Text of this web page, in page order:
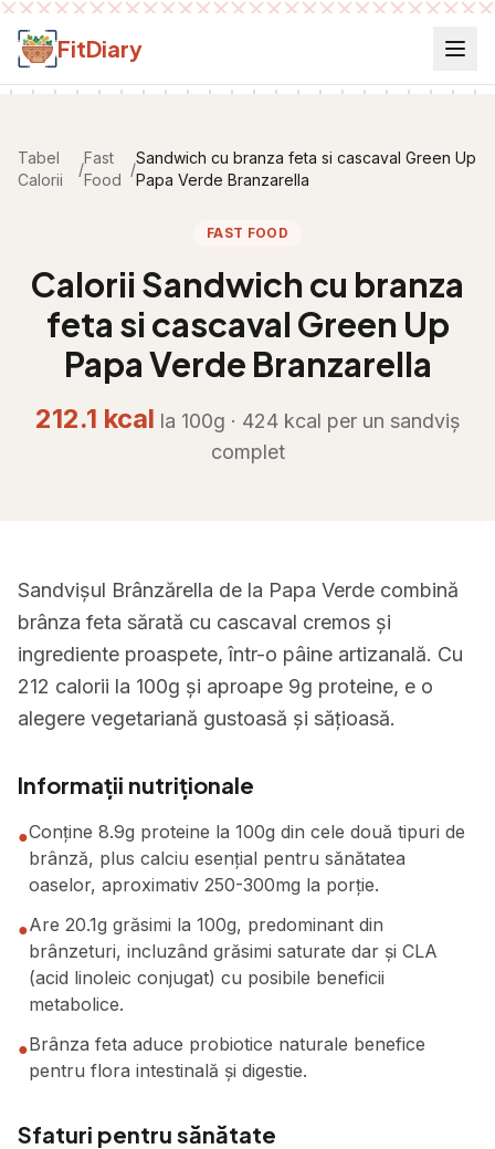
Salt la conținut
FitDiary
Tabel
Calorii
/
Fast
Food
/
Sandwich cu branza feta si cascaval Green Up
Papa Verde Branzarella
FAST FOOD
Calorii Sandwich cu branza
feta si cascaval Green Up
Papa Verde Branzarella
212.1 kcal la 100g · 424kcal per un sandviș
complet
Sandvișul Brânzărella de la Papa Verde combină
brânza feta sărată cu cascaval cremos și
ingrediente proaspete, într-o pâine artizanală. Cu
212 calorii la 100g și aproape 9g proteine, e o
alegere vegetariană gustoasă și sățioasă.
Informații nutriționale
●Conține 8.9g proteine la 100g din cele două tipuri de
brânză, plus calciu esențial pentru sănătatea
oaselor, aproximativ 250-300mg la porție.
●Are 20.1g grăsimi la 100g, predominant din
brânzeturi, incluzând grăsimi saturate dar și CLA
(acid linoleic conjugat) cu posibile beneficii
metabolice.
●Brânza feta aduce probiotice naturale benefice
pentru flora intestinală și digestie.
Sfaturi pentru sănătate